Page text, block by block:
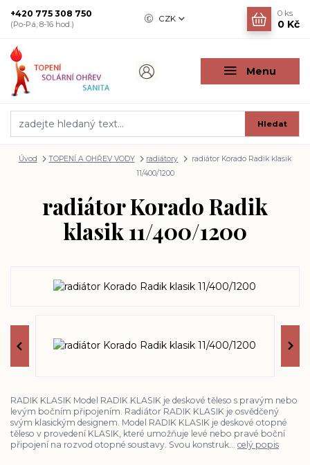
Menu
CZK
Hledat
+420 775 308 750
(Po-Pá, 8-16 hod.)
0 ks
0 Kč
Úvod TOPENÍ A OHŘEV VODY radiátory
radiátor Korado Radik klasik
11/400/1200
radiátor Korado Radik
klasik 11/400/1200
RADIK KLASIK Model RADIK KLASIK je deskové těleso s pravým nebo
levým bočním připojením. Radiátor RADIK KLASIK je osvědčený
svým klasickým designem. Model RADIK KLASIK je deskové otopné
těleso v provedení KLASIK, které umožňuje levé nebo pravé boční
připojení na rozvod otopné soustavy. Svou konstruk... celý popis